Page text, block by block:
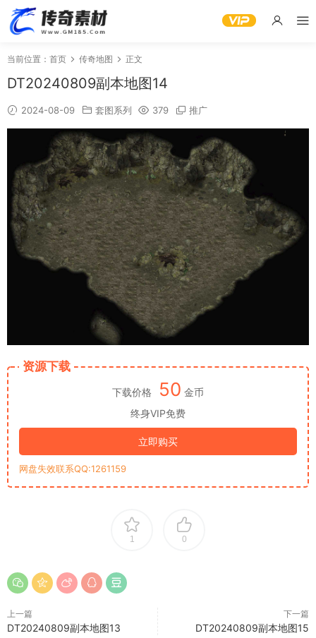
当前位置： 首页 传奇地图 正文
DT20240809副本地图14
2024-08-09 套图系列 379 推广
资源下载
下载价格 50 金币
终身VIP免费
立即购买
网盘失效联系QQ:1261159
1 0
上一篇
DT20240809副本地图13
下一篇
DT20240809副本地图15